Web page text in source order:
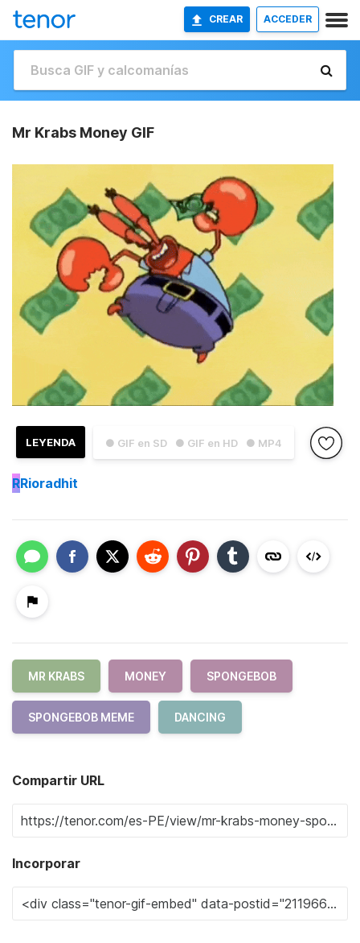
CREAR ACCEDER
Mr Krabs Money GIF
● GIF en SD ● GIF en HD ● MP4
LEYENDA
RRioradhit
MR KRABS MONEY SPONGEBOB
SPONGEBOB MEME DANCING
Compartir URL
Incorporar